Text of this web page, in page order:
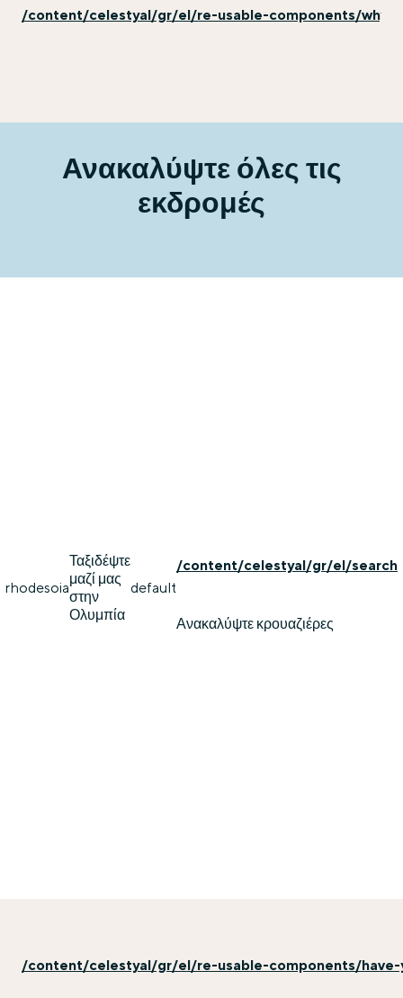
/content/celestyal/gr/el/re-usable-components/why-
Ανακαλύψτε όλες τις
εκδρομές
rhodesoia
Ταξιδέψτε
μαζί μας
στην
Ολυμπία
default
/content/celestyal/gr/el/search
Ανακαλύψτε κρουαζιέρες
/content/celestyal/gr/el/re-usable-components/have-